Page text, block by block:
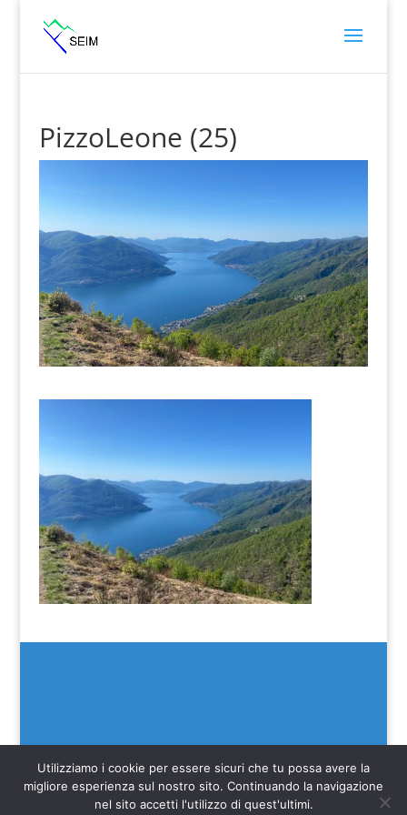
PizzoLeone (25)
Utilizziamo i cookie per essere sicuri che tu possa avere la
migliore esperienza sul nostro sito. Continuando la navigazione
nel sito accetti l'utilizzo di quest'ultimi.